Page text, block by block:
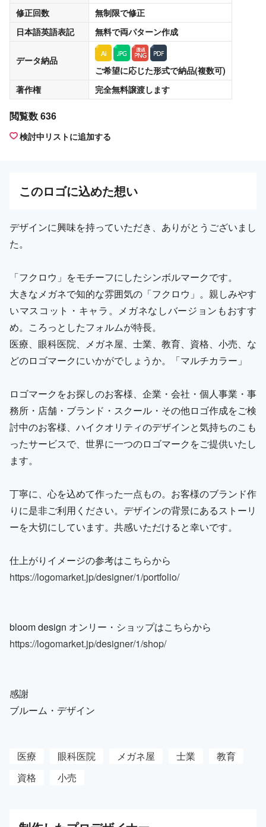
修正回数
無制限で修正
日本語英語表記
無料で両パターン作成
データ納品
ご希望に応じた形式で納品(複数可)
著作権
完全無料譲渡します
閲覧数 636
検討中リストに追加する
このロゴに込めた想い
デザインに興味を持っていただき、ありがとうございまし
た。
「フクロウ」をモチーフにしたシンボルマークです。
大きなメガネで知的な雰囲気の「フクロウ」。親しみやす
いマスコット・キャラ。メガネなしバージョンもおすす
め。ころっとしたフォルムが特長。
医療、眼科医院、メガネ屋、士業、教育、資格、小売、な
どのロゴマークにいかがでしょうか。「マルチカラー」
ロゴマークをお探しのお客様、企業・会社・個人事業・事
務所・店舗・ブランド・スクール・その他ロゴ作成をご検
討中のお客様、ハイクオリティのデザインと気持ちのこも
ったサービスで、世界に一つのロゴマークをご提供いたし
ます。
丁寧に、心を込めて作った一点もの。お客様のブランド作
りに是非ご利用ください。デザインの背景にあるストーリ
ーを大切にしています。共感いただけると幸いです。
仕上がりイメージの参考はこちらから
https://logomarket.jp/designer/1/portfolio/
bloom design オンリー・ショップはこちらから
https://logomarket.jp/designer/1/shop/
感謝
ブルーム・デザイン
医療 眼科医院 メガネ屋 士業
教育
資格
小売